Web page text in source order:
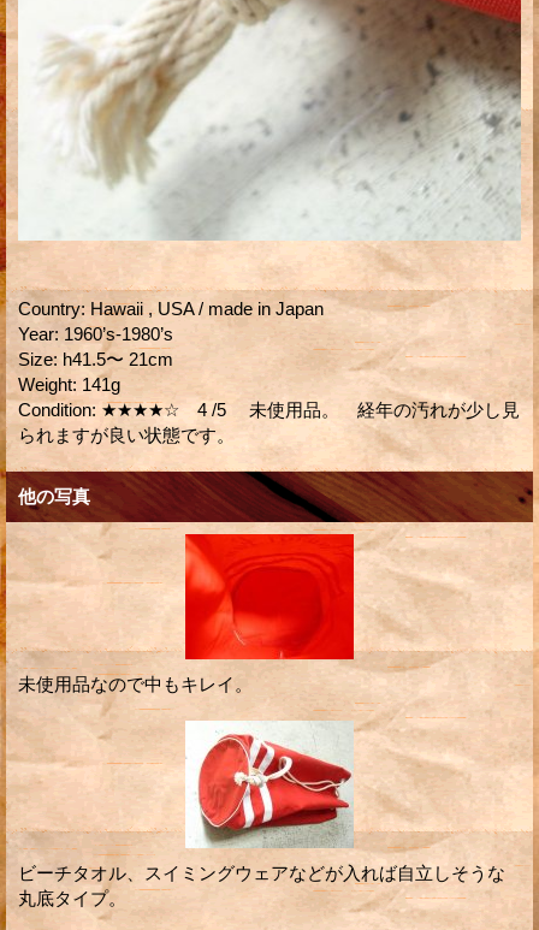
Country: Hawaii , USA / made in Japan
Year: 1960’s-1980’s
Size: h41.5〜 21cm
Weight: 141g
Condition: ★★★★☆ 4 /5 未使用品。 経年の汚れが少し見
られますが良い状態です。
他の写真
未使用品なので中もキレイ。
ビーチタオル、スイミングウェアなどが入れば自立しそうな
丸底タイプ。